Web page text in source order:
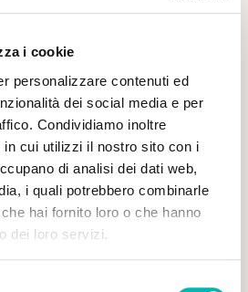
i cookie
personalizzare contenuti ed
dei social media e per
Condividiamo inoltre
in cui utilizzi il nostro sito con i
di analisi dei dati web,
i quali potrebbero combinarle
hai fornito loro o che hanno
dei loro servizi.
Interessarti